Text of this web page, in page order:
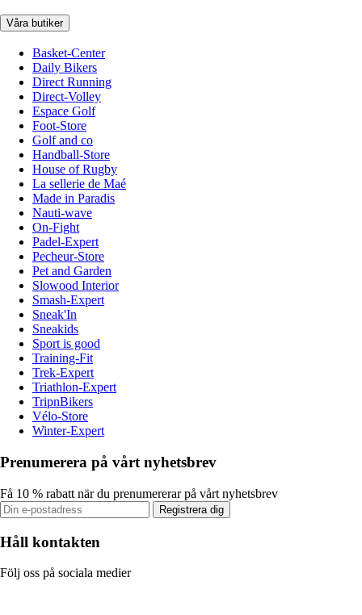
Våra butiker
Basket-Center
Daily Bikers
Direct Running
Direct-Volley
Espace Golf
Foot-Store
Golf and co
Handball-Store
House of Rugby
La sellerie de Maé
Made in Paradis
Nauti-wave
On-Fight
Padel-Expert
Pecheur-Store
Pet and Garden
Slowood Interior
Smash-Expert
Sneak'In
Sneakids
Sport is good
Training-Fit
Trek-Expert
Triathlon-Expert
TripnBikers
Vélo-Store
Winter-Expert
Prenumerera på vårt nyhetsbrev
Få 10 % rabatt när du prenumererar på vårt nyhetsbrev
Registrera dig
Håll kontakten
Följ oss på sociala medier